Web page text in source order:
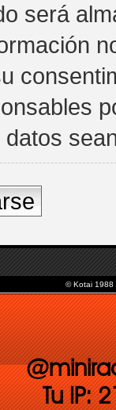
será
© Kotai 1988
Tu IP: